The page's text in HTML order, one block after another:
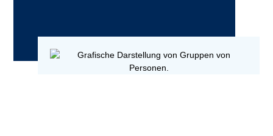
Märkte
Über uns
Stiftungsporträt